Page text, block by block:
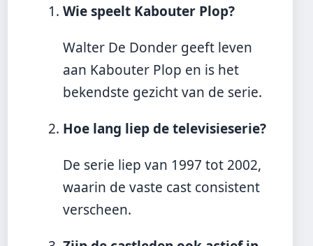
Wie speelt Kabouter Plop?
Walter De Donder geeft leven
aan Kabouter Plop en is het
bekendste gezicht van de serie.
Hoe lang liep de televisieserie?
De serie liep van 1997 tot 2002,
waarin de vaste cast consistent
verscheen.